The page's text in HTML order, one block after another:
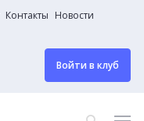
Контакты Новости
Войти в клуб